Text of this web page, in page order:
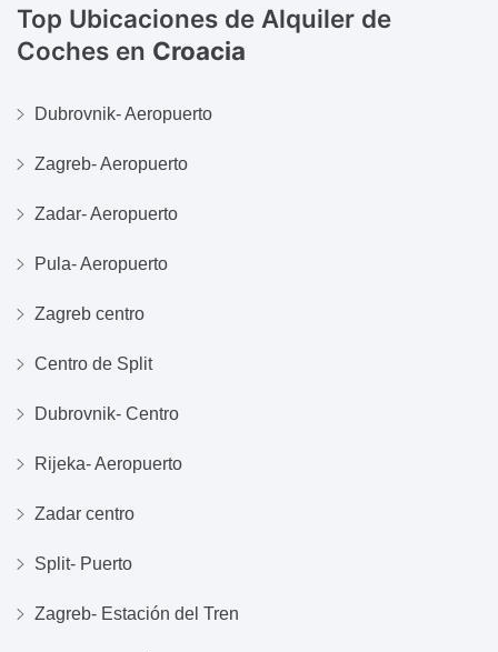
Top Ubicaciones de Alquiler de
Coches en Croacia
Dubrovnik- Aeropuerto
Zagreb- Aeropuerto
Zadar- Aeropuerto
Pula- Aeropuerto
Zagreb centro
Centro de Split
Dubrovnik- Centro
Rijeka- Aeropuerto
Zadar centro
Split- Puerto
Zagreb- Estación del Tren